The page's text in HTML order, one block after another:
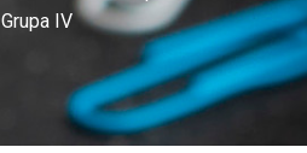
Grupa IV